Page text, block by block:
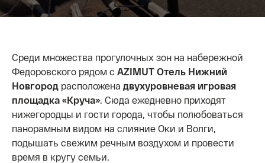
Среди множества прогулочных зон на набережной
Федоровского рядом с AZIMUT Отель Нижний
Новгород расположена двухуровневая игровая
площадка «Круча». Сюда ежедневно приходят
нижегородцы и гости города, чтобы полюбоваться
панорамным видом на слияние Оки и Волги,
подышать свежим речным воздухом и провести
время в кругу семьи.